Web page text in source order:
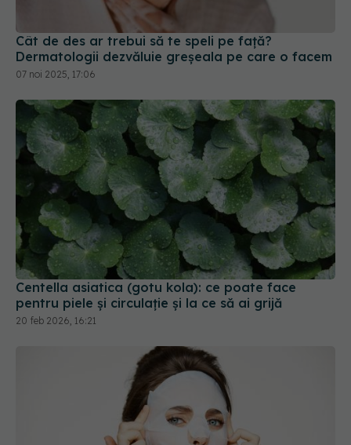
Cât de des ar trebui să te speli pe față?
Dermatologii dezvăluie greșeala pe care o facem
07 noi 2025, 17:06
Centella asiatica (gotu kola): ce poate face
pentru piele și circulație și la ce să ai grijă
20 feb 2026, 16:21